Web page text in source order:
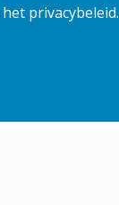
privacybeleid.